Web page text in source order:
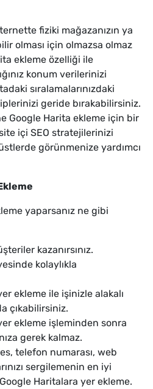
fiziki mağazanızın ya
olması için olmazsa olmaz
ekleme özelliği ile
konum verilerinizi
sıralamalarınızdaki
geride bırakabilirsiniz.
Google Harita ekleme için bir
içi SEO stratejilerinizi
görünmenize yardımcı
yaparsanız ne gibi
kazanırsınız.
kolaylıkla
ekleme ile işinizle alakalı
çıkabilirsiniz.
ekleme işleminden sonra
gerek kalmaz.
telefon numarası, web
sergilemenin en iyi
Haritalara yer ekleme.